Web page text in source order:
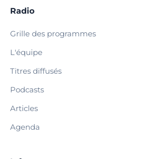
Radio
Grille des programmes
L'équipe
Titres diffusés
Podcasts
Articles
Agenda